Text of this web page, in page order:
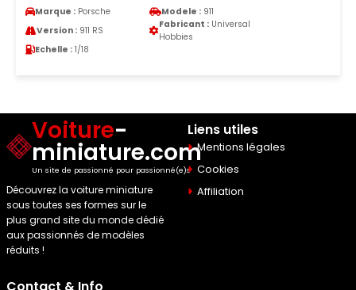
Marque : Porsche Modele : 911
Version : 911 RS
Fabricant : Universal
Hobbies
Echelle : 1/18
Voiture-
miniature.com
Un site de passionné pour passionné(e)s
Découvrez la voiture miniature
sous toutes ses formes sur le
plus grand site du monde dédié
aux passionnés de modèles
réduits !
Liens utiles
Mentions légales
Cookies
Affiliation